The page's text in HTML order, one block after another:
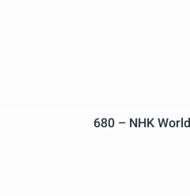
680 – NHK World